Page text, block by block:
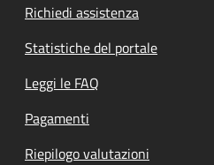
Richiedi assistenza
Statistiche del portale
Leggi le FAQ
Pagamenti
Riepilogo valutazioni